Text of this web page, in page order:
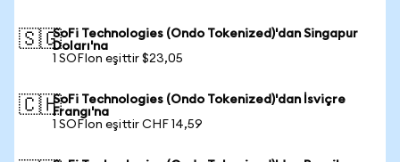
🇸🇬SoFi Technologies (Ondo Tokenized)'dan Singapur
Doları'na
1 SOFIon eşittir $23,05
🇨🇭SoFi Technologies (Ondo Tokenized)'dan İsviçre
Frangı'na
1 SOFIon eşittir CHF 14,59